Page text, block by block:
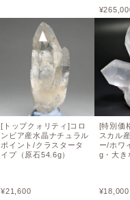
[トップクォリティ]コロ
ンビア産水晶ナチュラル
ポイント/クラスタータ
イプ（原石54.6g）
¥21,600
¥
[特別価
スカル
ー/ホワ
g・大き
¥18,000